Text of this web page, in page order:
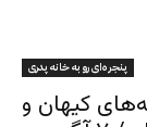
پنجره‌ای رو به خانه پدری
کیهان و